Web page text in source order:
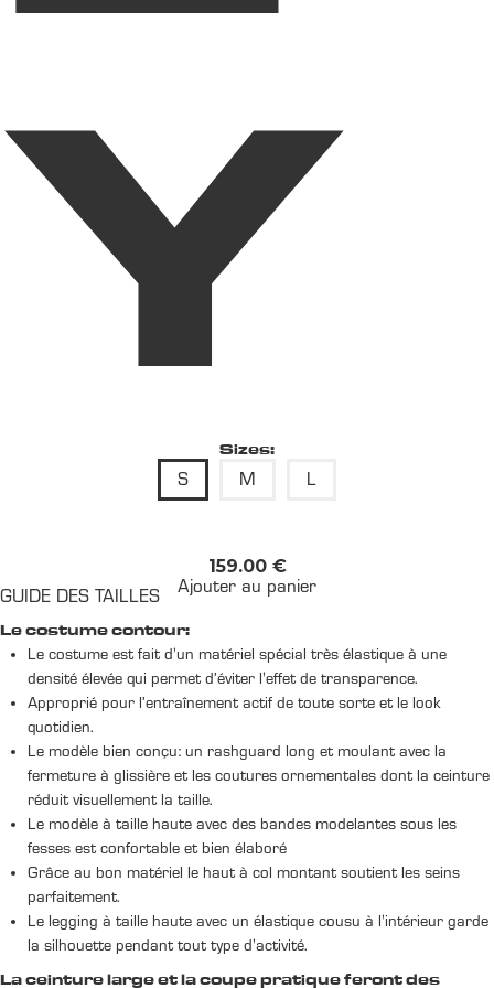
Y
Sizes:
S M L
€
159.00
Ajouter au panier
GUIDE DES TAILLES
Le costume contour:
Le costume est fait d'un matériel spécial très élastique à une
densité élevée qui permet d’éviter l'effet de transparence.
Approprié pour l’entraînement actif de toute sorte et le look
quotidien.
Le modèle bien conçu: un rashguard long et moulant avec la
fermeture à glissière et les coutures ornementales dont la ceinture
réduit visuellement la taille.
Le modèle à taille haute avec des bandes modelantes sous les
fesses est confortable et bien élaboré
Grâce au bon matériel le haut à col montant soutient les seins
parfaitement.
Le legging à taille haute avec un élastique cousu à l'intérieur garde
la silhouette pendant tout type d'activité.
La ceinture large et la coupe pratique feront des